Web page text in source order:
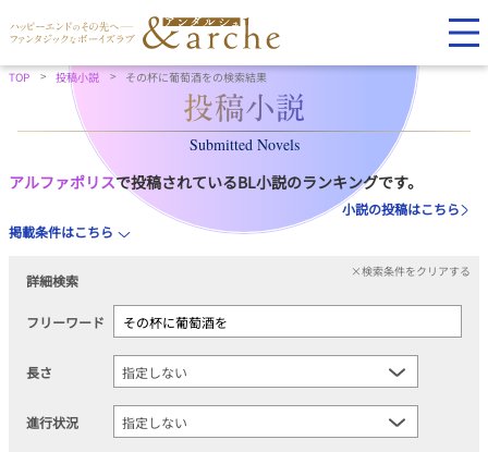
TOP 投稿小説 その杯に葡萄酒をの検索結果
Submitted Novels
アルファポリスで投稿されているBL小説のランキングです。
小説の投稿はこちら
掲載条件はこちら
詳細検索
×検索条件をクリアする
フリーワード
長さ
進行状況